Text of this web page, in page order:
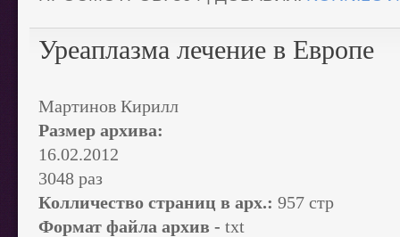
Уреаплазма лечение в Европе
Мартинов Кирилл
Размер архива:
16.02.2012
3048 раз
Колличество страниц в арх.: 957 стр
Формат файла архив - txt